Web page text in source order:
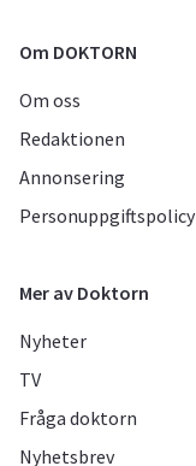
Om DOKTORN
Om oss
Redaktionen
Annonsering
Personuppgiftspolicy
Mer av Doktorn
Nyheter
TV
Fråga doktorn
Nyhetsbrev